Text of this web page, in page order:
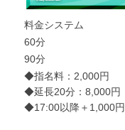
料金システム
60分
90分
◆指名料：2,000円
◆延長20分：8,000円
◆17:00以降＋1,000円